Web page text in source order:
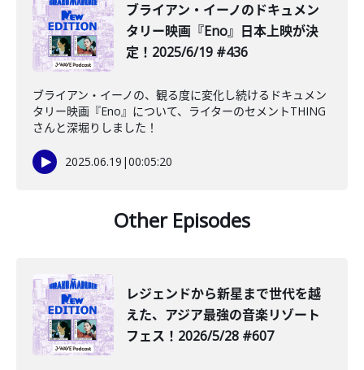
ブライアン・イーノのドキュメン
タリー映画『Eno』日本上映が決
定！2025/6/19 #436
ブライアン・イーノの、観る度に変化し続けるドキュメン
タリー映画『Eno』について、ライターのセメントTHING
さんと深堀りしました！
2025.06.19 |00:05:20
Other Episodes
レジェンドから新星まで世代を越
えた、アジア最強の音楽リゾート
フェス！2026/5/28 #607